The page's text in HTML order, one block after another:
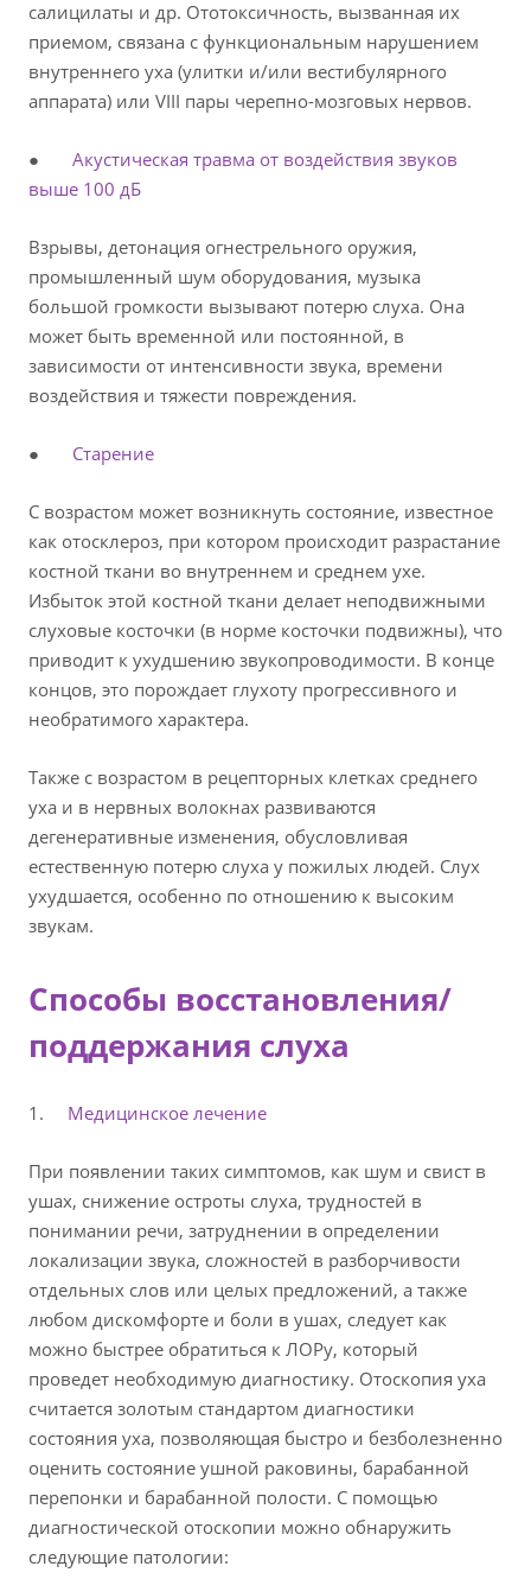
салицилаты и др. Ототоксичность, вызванная их
приемом, связана с функциональным нарушением
внутреннего уха (улитки и/или вестибулярного
аппарата) или VIII пары черепно-мозговых нервов.
● Акустическая травма от воздействия звуков
выше 100 дБ
Взрывы, детонация огнестрельного оружия,
промышленный шум оборудования, музыка
большой громкости вызывают потерю слуха. Она
может быть временной или постоянной, в
зависимости от интенсивности звука, времени
воздействия и тяжести повреждения.
● Старение
С возрастом может возникнуть состояние, известное
как отосклероз, при котором происходит разрастание
костной ткани во внутреннем и среднем ухе.
Избыток этой костной ткани делает неподвижными
слуховые косточки (в норме косточки подвижны), что
приводит к ухудшению звукопроводимости. В конце
концов, это порождает глухоту прогрессивного и
необратимого характера.
Также с возрастом в рецепторных клетках среднего
уха и в нервных волокнах развиваются
дегенеративные изменения, обусловливая
естественную потерю слуха у пожилых людей. Слух
ухудшается, особенно по отношению к высоким
звукам.
Способы восстановления/
поддержания слуха
1. Медицинское лечение
При появлении таких симптомов, как шум и свист в
ушах, снижение остроты слуха, трудностей в
понимании речи, затруднении в определении
локализации звука, сложностей в разборчивости
отдельных слов или целых предложений, а также
любом дискомфорте и боли в ушах, следует как
можно быстрее обратиться к ЛОРу, который
проведет необходимую диагностику. Отоскопия уха
считается золотым стандартом диагностики
состояния уха, позволяющая быстро и безболезненно
оценить состояние ушной раковины, барабанной
перепонки и барабанной полости. С помощью
диагностической отоскопии можно обнаружить
следующие патологии: